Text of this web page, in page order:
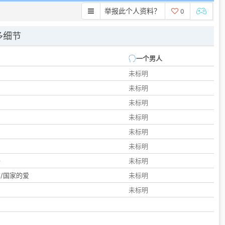
举报此个人资料？ 0
节
一个男人
未标明
未标明
未标明
未标明
未标明
未标明
未标明
国家的爱
未标明
未标明